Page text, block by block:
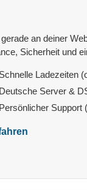
an deiner
Sicherheit und
Ladezeiten
Server &
Support